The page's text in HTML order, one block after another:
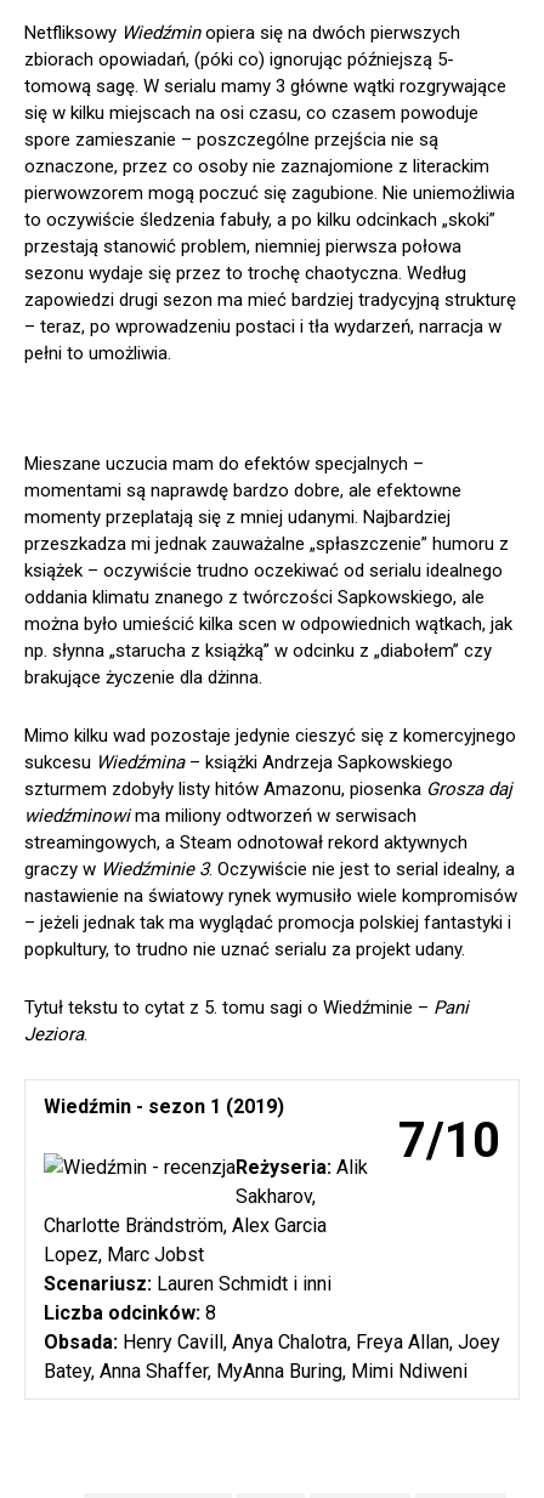
Netfliksowy Wiedźminopiera się na dwóch pierwszych
zbiorach opowiadań, (póki co) ignorując późniejszą 5-
tomową sagę. W serialu mamy 3 główne wątki rozgrywające
się w kilku miejscach na osi czasu, co czasem powoduje
spore zamieszanie – poszczególne przejścia nie są
oznaczone, przez co osoby nie zaznajomione z literackim
pierwowzorem mogą poczuć się zagubione. Nie uniemożliwia
to oczywiście śledzenia fabuły, a po kilku odcinkach „skoki”
przestają stanowić problem, niemniej pierwsza połowa
sezonu wydaje się przez to trochę chaotyczna. Według
zapowiedzi drugi sezon ma mieć bardziej tradycyjną strukturę
– teraz, po wprowadzeniu postaci i tła wydarzeń, narracja w
pełni to umożliwia.
Mieszane uczucia mam do efektów specjalnych –
momentami są naprawdę bardzo dobre, ale efektowne
momenty przeplatają się z mniej udanymi. Najbardziej
przeszkadza mi jednak zauważalne „spłaszczenie” humoru z
książek – oczywiście trudno oczekiwać od serialu idealnego
oddania klimatu znanego z twórczości Sapkowskiego, ale
można było umieścić kilka scen w odpowiednich wątkach, jak
np. słynna „starucha z książką” w odcinku z „diabołem” czy
brakujące życzenie dla dżinna.
Mimo kilku wad pozostaje jedynie cieszyć się z komercyjnego
sukcesu Wiedźmina – książki Andrzeja Sapkowskiego
szturmem zdobyły listy hitów Amazonu, piosenka Grosza daj
wiedźminowima miliony odtworzeń w serwisach
streamingowych, a Steam odnotował rekord aktywnych
graczy w Wiedźminie 3. Oczywiście nie jest to serial idealny, a
nastawienie na światowy rynek wymusiło wiele kompromisów
– jeżeli jednak tak ma wyglądać promocja polskiej fantastyki i
popkultury, to trudno nie uznać serialu za projekt udany.
Tytuł tekstu to cytat z 5. tomu sagi o Wiedźminie – Pani
Jeziora.
7/10
Wiedźmin - sezon 1 (2019)
Reżyseria: Alik
Sakharov,
Charlotte Brändström, Alex Garcia
Lopez, Marc Jobst
Scenariusz: Lauren Schmidt i inni
Liczba odcinków: 8
Obsada: Henry Cavill, Anya Chalotra, Freya Allan, Joey
Batey, Anna Shaffer, MyAnna Buring, Mimi Ndiweni